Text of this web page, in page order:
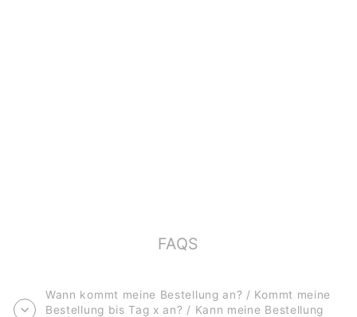
FAQS
Wann kommt meine Bestellung an? / Kommt meine
Bestellung bis Tag x an? / Kann meine Bestellung